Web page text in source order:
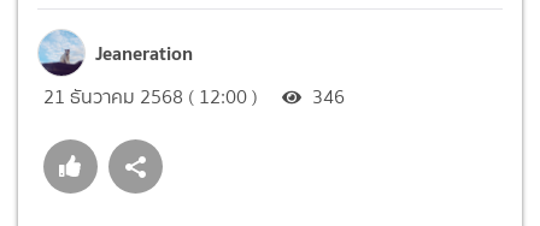
Jeaneration
21 ธันวาคม 2568 ( 12:00 ) 346